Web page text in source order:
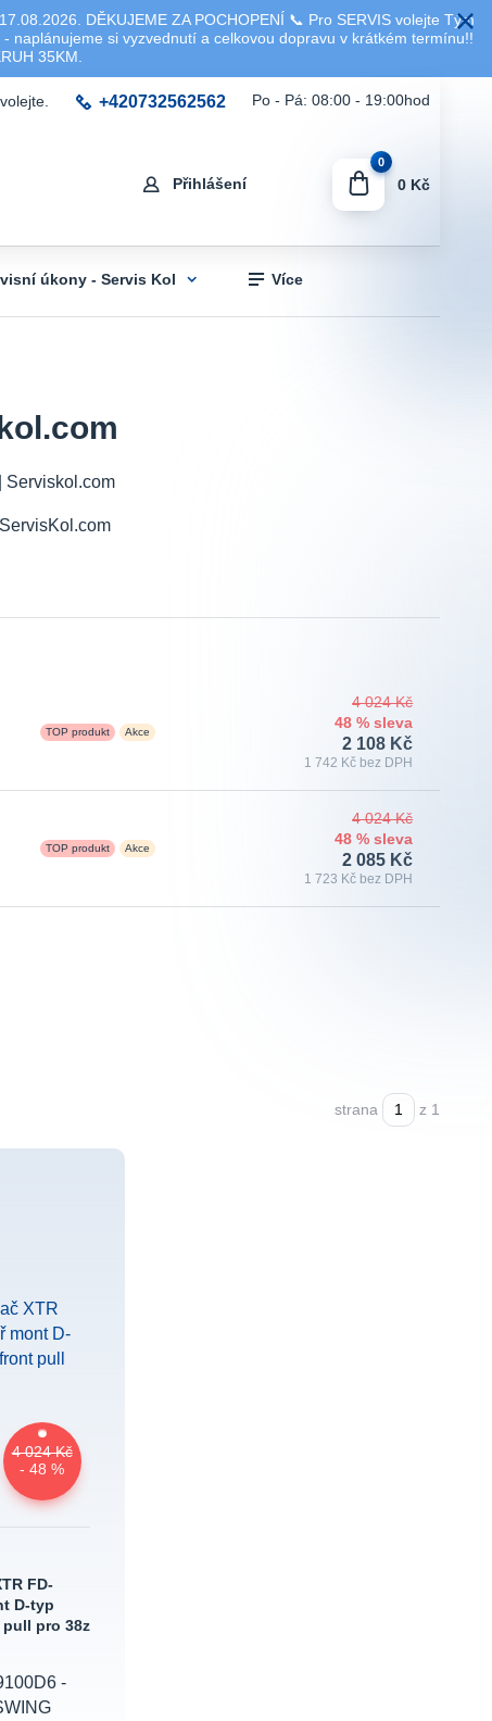
DĚKUJEME ZA POCHOPENÍ 📞 Pro SERVIS volejte Tým
naplánujeme si vyzvednutí a celkovou dopravu v krátkém termínu!!
35KM.
Přihlášení
+420732562562 Po - Pá: 08:00 - 19:00hod
0
0 Kč
úkony - Servis Kol Více
Serviskol.com
TOP produkt Akce
4 024 Kč
48 % sleva
2 108 Kč
1 742 Kč bez DPH
TOP produkt Akce
4 024 Kč
48 % sleva
2 085 Kč
1 723 Kč bez DPH
strana z 1
4 024 Kč
- 48 %
FD-
D-typ
pro 38z
-